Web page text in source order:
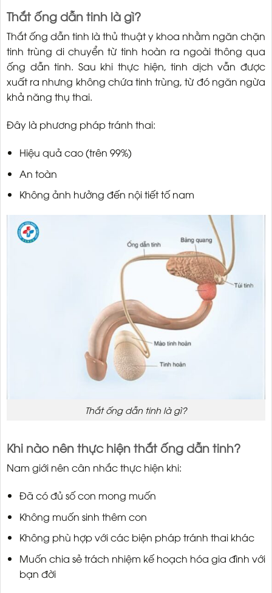
Thắt ống dẫn tinh là gì?
Thắt ống dẫn tinh là thủ thuật y khoa nhằm ngăn chặn
tinh trùng di chuyển từ tinh hoàn ra ngoài thông qua
ống dẫn tinh. Sau khi thực hiện, tinh dịch vẫn được
xuất ra nhưng không chứa tinh trùng, từ đó ngăn ngừa
khả năng thụ thai.
Đây là phương pháp tránh thai:
Hiệu quả cao (trên 99%)
An toàn
Không ảnh hưởng đến nội tiết tố nam
Thắt ống dẫn tinh là gì?
Khi nào nên thực hiện thắt ống dẫn tinh?
Nam giới nên cân nhắc thực hiện khi:
Đã có đủ số con mong muốn
Không muốn sinh thêm con
Không phù hợp với các biện pháp tránh thai khác
Muốn chia sẻ trách nhiệm kế hoạch hóa gia đình với
bạn đời